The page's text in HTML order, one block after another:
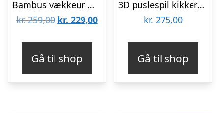
Bambus vækkeur med trådløs opladning
kr.259,00 Den
var:
kr. 259,00.
kr. 229,00Den
kr. 229,00.
Gå til shop
3D puslespil kikkert i træ – Rokrâ¢ style teleskop (ST004)
kr. 275,00
Gå til shop